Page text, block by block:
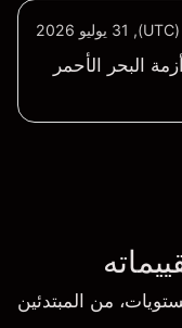
البحر الأحمر
من المبتدئين